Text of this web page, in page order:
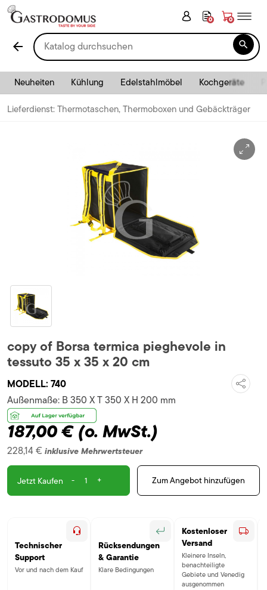
0 0
arrow_back 
Neuheiten Kühlung Edelstahlmöbel Kochgeräte
Lieferdienst: Thermotaschen, Thermoboxen und Gebäckträger
copy of Borsa termica pieghevole in
tessuto 35 x 35 x 20 cm
MODELL: 740
Außenmaße: B 350 X T 350 X H 200 mm
187,00 €(o. MwSt.)
228,14 € inklusive Mehrwertsteuer
Jetzt Kaufen - + Zum Angebot hinzufügen
Technischer
Support
Vor und nach dem Kauf
Rücksendungen
& Garantie
Klare Bedingungen
Kostenloser
Versand
Kleinere Inseln,
benachteiligte
Gebiete und Venedig
ausgenommen